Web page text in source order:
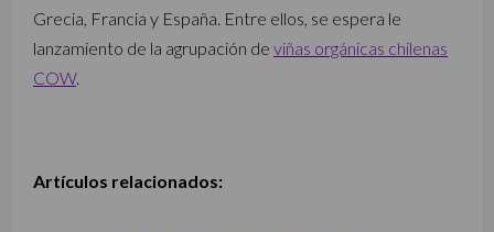
Grecia, Francia y España. Entre ellos, se espera le
lanzamiento de la agrupación de viñas orgánicas chilenas
COW.
Artículos relacionados: